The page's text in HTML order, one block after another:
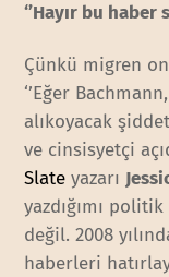
‘’Hayır bu haber
Çünkü migren
‘’Eğer
alıkoyacak
ve cinsisyetçi
Slate yazarı
yazdığımı
değil. 2008
haberleri